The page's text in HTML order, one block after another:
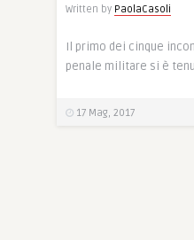
Written by PaolaCasoli
Il primo dei cinque
penale militare si è
17 Mag, 2017